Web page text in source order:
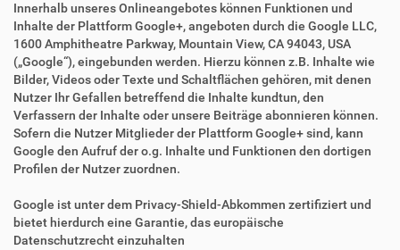
Innerhalb unseres Onlineangebotes können Funktionen und
Inhalte der Plattform Google+, angeboten durch die Google LLC,
1600 Amphitheatre Parkway, Mountain View, CA 94043, USA
(„Google“), eingebunden werden. Hierzu können z.B. Inhalte wie
Bilder, Videos oder Texte und Schaltflächen gehören, mit denen
Nutzer Ihr Gefallen betreffend die Inhalte kundtun, den
Verfassern der Inhalte oder unsere Beiträge abonnieren können.
Sofern die Nutzer Mitglieder der Plattform Google+ sind, kann
Google den Aufruf der o.g. Inhalte und Funktionen den dortigen
Profilen der Nutzer zuordnen.
Google ist unter dem Privacy-Shield-Abkommen zertifiziert und
bietet hierdurch eine Garantie, das europäische
Datenschutzrecht einzuhalten